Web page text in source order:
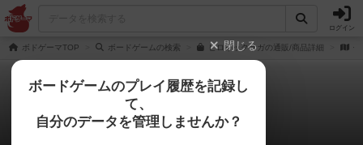
ログイン
ボドゲーマTOP ボードゲームの検索 ヒロイックサガの通販/商品詳細 作
ヒロイックサガ
0件のリプレイ日記
閉じる
ボードゲームのプレイ履歴を記録し
て、
自分のデータを管理しませんか？